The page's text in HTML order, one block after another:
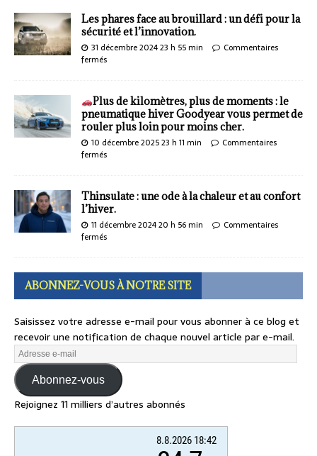
Les phares face au brouillard : un défi pour la
sécurité et l’innovation.
31 décembre 2024 23 h 55 min
Commentaires
fermés
Plus de kilomètres, plus de moments : le
pneumatique hiver Goodyear vous permet de
rouler plus loin pour moins cher.
10 décembre 2025 23 h 11 min
Commentaires
fermés
Thinsulate : une ode à la chaleur et au confort
l’hiver.
11 décembre 2024 20 h 56 min
Commentaires
fermés
ABONNEZ-VOUS À NOTRE SITE
Saisissez votre adresse e-mail pour vous abonner à ce blog et
recevoir une notification de chaque nouvel article par e-mail.
Abonnez-vous
Rejoignez 11 milliers d’autres abonnés